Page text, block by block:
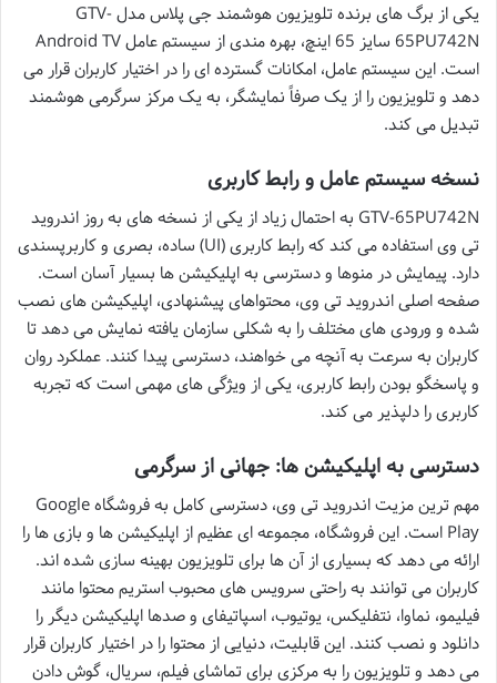
یکی از برگ های برنده تلویزیون هوشمند جی پلاس مدل GTV-
65PU742N سایز 65 اینچ، بهره مندی از سیستم عامل Android TV
است. این سیستم عامل، امکانات گسترده ای را در اختیار کاربران قرار می
دهد و تلویزیون را از یک صرفاً نمایشگر، به یک مرکز سرگرمی هوشمند
تبدیل می کند.
نسخه سیستم عامل و رابط کاربری
GTV-65PU742N به احتمال زیاد از یکی از نسخه های به روز اندروید
تی وی استفاده می کند که رابط کاربری (UI) ساده، بصری و کاربرپسندی
دارد. پیمایش در منوها و دسترسی به اپلیکیشن ها بسیار آسان است.
صفحه اصلی اندروید تی وی، محتواهای پیشنهادی، اپلیکیشن های نصب
شده و ورودی های مختلف را به شکلی سازمان یافته نمایش می دهد تا
کاربران به سرعت به آنچه می خواهند، دسترسی پیدا کنند. عملکرد روان
و پاسخگو بودن رابط کاربری، یکی از ویژگی های مهمی است که تجربه
کاربری را دلپذیر می کند.
دسترسی به اپلیکیشن ها: جهانی از سرگرمی
مهم ترین مزیت اندروید تی وی، دسترسی کامل به فروشگاه Google
Play است. این فروشگاه، مجموعه ای عظیم از اپلیکیشن ها و بازی ها را
ارائه می دهد که بسیاری از آن ها برای تلویزیون بهینه سازی شده اند.
کاربران می توانند به راحتی سرویس های محبوب استریم محتوا مانند
فیلیمو، نماوا، نتفلیکس، یوتیوب، اسپاتیفای و صدها اپلیکیشن دیگر را
دانلود و نصب کنند. این قابلیت، دنیایی از محتوا را در اختیار کاربران قرار
می دهد و تلویزیون را به مرکزی برای تماشای فیلم، سریال، گوش دادن